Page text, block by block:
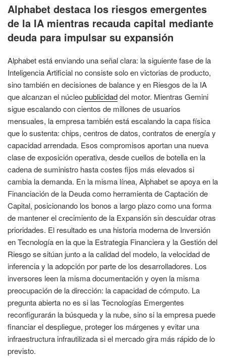
EL
Alphabet destaca los riesgos emergentes
de la IA mientras recauda capital mediante
deuda para impulsar su expansión
Alphabet está enviando una señal clara: la siguiente fase de la
Inteligencia Artificial no consiste solo en victorias de producto,
sino también en decisiones de balance y en Riesgos de la IA
que alcanzan el núcleopublicidaddel motor. Mientras Gemini
sigue escalando con cientos de millones de usuarios
mensuales, la empresa también está escalando la capa física
que lo sustenta: chips, centros de datos, contratos de energía y
capacidad arrendada. Esos compromisos aportan una nueva
clase de exposición operativa, desde cuellos de botella en la
cadena de suministro hasta costes fijos más elevados si
cambia la demanda. En la misma línea, Alphabet se apoya en la
Financiación de la Deuda como herramienta de Captación de
Capital, posicionando los bonos a largo plazo como una forma
de mantener el crecimiento de la Expansión sin descuidar otras
prioridades. El resultado es una historia moderna de Inversión
en Tecnología en la que la Estrategia Financiera y la Gestión del
Riesgo se sitúan junto a la calidad del modelo, la velocidad de
inferencia y la adopción por parte de los desarrolladores. Los
inversores leen la misma documentación y oyen la misma
preocupación de la dirección: la capacidad de cómputo. La
pregunta abierta no es si las Tecnologías Emergentes
reconfigurarán la búsqueda y la nube, sino si la empresa puede
financiar el despliegue, proteger los márgenes y evitar una
infraestructura infrautilizada si el mercado gira más rápido de lo
previsto.